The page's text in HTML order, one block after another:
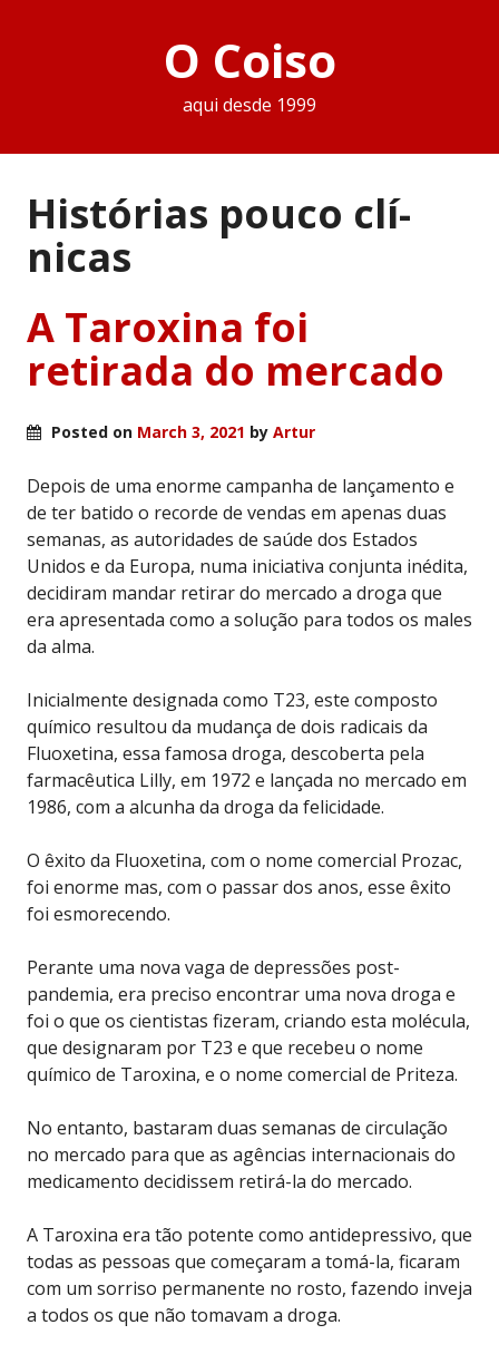
O Coiso
aqui desde 1999
Histórias pouco clí­
nicas
A Taroxina foi
retirada do mercado
Posted on March 3, 2021 by Artur
Depois de uma enorme campanha de lançamento e
de ter batido o recorde de vendas em apenas duas
semanas, as autoridades de saúde dos Estados
Unidos e da Europa, numa iniciativa conjunta inédita,
decidiram mandar retirar do mercado a droga que
era apresentada como a solução para todos os males
da alma.
Inicialmente designada como T23, este composto
químico resultou da mudança de dois radicais da
Fluoxetina, essa famosa droga, descoberta pela
farmacêutica Lilly, em 1972 e lançada no mercado em
1986, com a alcunha da droga da felicidade.
O êxito da Fluoxetina, com o nome comercial Prozac,
foi enorme mas, com o passar dos anos, esse êxito
foi esmorecendo.
Perante uma nova vaga de depressões post-
pandemia, era preciso encontrar uma nova droga e
foi o que os cientistas fizeram, criando esta molécula,
que designaram por T23 e que recebeu o nome
químico de Taroxina, e o nome comercial de Priteza.
No entanto, bastaram duas semanas de circulação
no mercado para que as agências internacionais do
medicamento decidissem retirá-la do mercado.
A Taroxina era tão potente como antidepressivo, que
todas as pessoas que começaram a tomá-la, ficaram
com um sorriso permanente no rosto, fazendo inveja
a todos os que não tomavam a droga.